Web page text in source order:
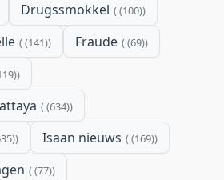
Drugssmokkel (100)
(141) Fraude (69)
(634)
Isaan nieuws (169)
(77)